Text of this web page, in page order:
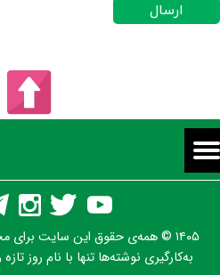
ارسال
۱۴۰۵ © همه‌ی حقوق این سایت برای
به‌کارگیری نوشته‌ها تنها با نام روز